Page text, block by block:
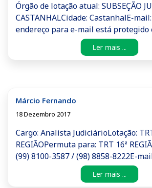
Órgão de lotação atual: SUBSEÇÃO
CASTANHALCidade: CastanhalE-
endereço para e-mail está protegido
spambots. Você precisa habilitar o
visualizá-lo.Local desejado: Subseção
Ler mais ...
Márcio Fernando
Cargo: Analista JudiciárioLotação:
REGIÃOPermuta para: TRT 16ª
(99) 8100-3587 / (98) 8858-8222E-
endereço para e-mail está protegido
spambots. Você precisa habilitar o
18 Dezembro 2017
Ler mais ...